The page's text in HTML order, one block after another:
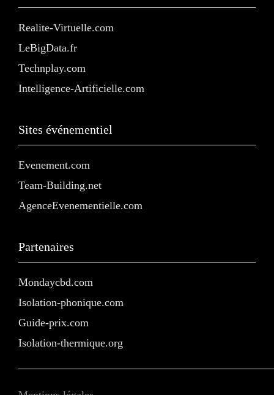
Realite-Virtuelle.com
LeBigData.fr
Technplay.com
Intelligence-Artificielle.com
Sites événementiel
Evenement.com
Team-Building.net
AgenceEvenementielle.com
Partenaires
Mondaycbd.com
Isolation-phonique.com
Guide-prix.com
Isolation-thermique.org